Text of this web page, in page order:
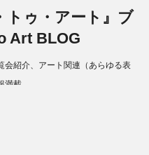
トゥ・アート』ブ
Art BLOG
会紹介、アート関連（あらゆる表
満載